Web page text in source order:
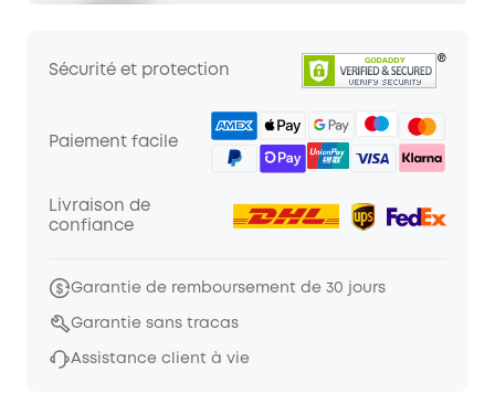
Sécurité et protection
Paiement facile
Livraison de
confiance
Garantie de remboursement de 30 jours
Garantie sans tracas
Assistance client à vie